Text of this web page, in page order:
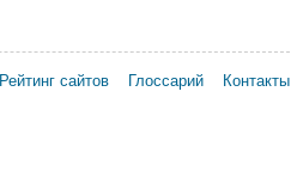
Рейтинг сайтов Глоссарий Контакты